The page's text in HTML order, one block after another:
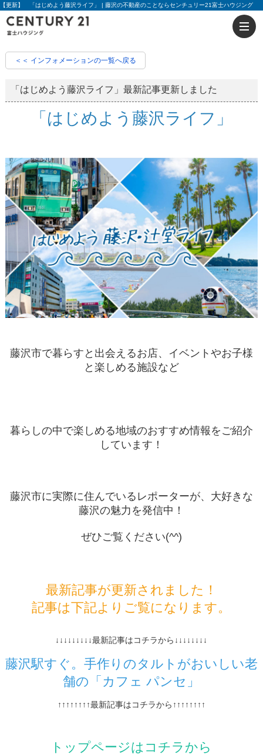
【更新】 「はじめよう藤沢ライフ」 | 藤沢の不動産のことならセンチュリー21富士ハウジング
＜＜ インフォメーションの一覧へ戻る
「はじめよう藤沢ライフ」最新記事更新しました
「はじめよう藤沢ライフ」
藤沢市で暮らすと出会えるお店、イベントやお子様
と楽しめる施設など
暮らしの中で楽しめる地域のおすすめ情報をご紹介
しています！
藤沢市に実際に住んでいるレポーターが、大好きな
藤沢の魅力を発信中！
ぜひご覧ください(^^)
最新記事が更新されました！
記事は下記よりご覧になります。
↓↓↓↓↓↓↓↓↓最新記事はコチラから↓↓↓↓↓↓↓↓
藤沢駅すぐ。手作りのタルトがおいしい老
舗の「カフェ パンセ」
↑↑↑↑↑↑↑↑最新記事はコチラから↑↑↑↑↑↑↑↑
トップページはコチラから